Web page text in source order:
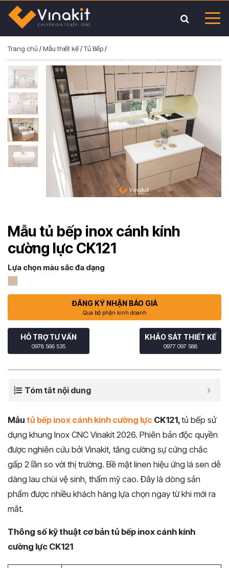
Trang chủ/Mẫu thiết kế/Tủ Bếp/
Mẫu tủ bếp inox cánh kính
cường lực CK121
Lựa chọn màu sắc đa dạng
ĐĂNG KÝ NHẬN BÁO GIÁ
Qua bộ phận kinh doanh
HỖ TRỢ TƯ VẤN
0978 566 535
KHẢO SÁT THIẾT KẾ
0977 097 588
Tóm tắt nội dung
Mẫu tủ bếp inox cánh kính cường lực CK121,tủ bếp sử
dụng khung Inox CNC Vinakit 2026. Phiên bản độc quyền
được nghiên cứu bởi Vinakit, tăng cường sự cứng chắc
gấp 2 lần so với thị trường. Bề mặt linen hiệu ứng lá sen dễ
dàng lau chùi vệ sinh, thẩm mỹ cao. Đây là dòng sản
phẩm được nhiều khách hàng lựa chọn ngay từ khi mới ra
mắt.
Thông số kỹ thuật cơ bản tủ bếp inox cánh kính
cường lực CK121